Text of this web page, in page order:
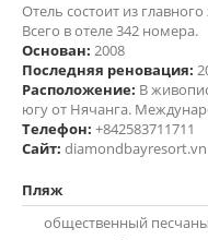
Отель состоит из
Всего в отеле 342 номера.
2008
В
югу от Нячанга.
+842583711711
diamondbayresort.vn
общественный